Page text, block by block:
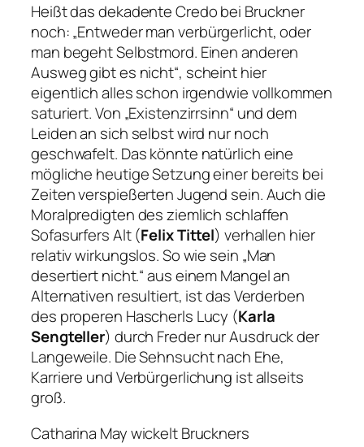
Heißt das dekadente Credo bei Bruckner
noch:„Entweder man verbürgerlicht, oder
man begeht Selbstmord. Einen anderen
Ausweg gibt es nicht“, scheint hier
eigentlich alles schon irgendwie vollkommen
saturiert. Von „Existenzirrsinn“ und dem
Leiden an sich selbst wird nur noch
geschwafelt. Das könnte natürlich eine
mögliche heutige Setzung einer bereits bei
Zeiten verspießerten Jugend sein. Auch die
Moralpredigten des ziemlich schlaffen
Sofasurfers Alt (Felix Tittel) verhallen hier
relativ wirkungslos. So wie sein „Man
desertiert nicht.“aus einem Mangel an
Alternativen resultiert, ist das Verderben
des properen Hascherls Lucy (Karla
Sengteller) durch Freder nur Ausdruck der
Langeweile. Die Sehnsucht nach Ehe,
Karriere und Verbürgerlichung ist allseits
groß.
Catharina May wickelt Bruckners